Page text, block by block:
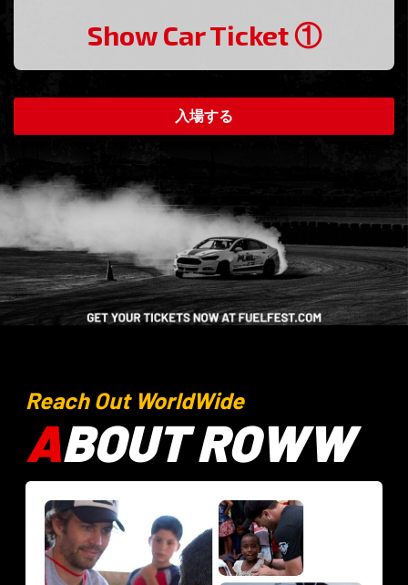
Show Car Ticket ①
Reach Out WorldWide
ABOUT ROWW